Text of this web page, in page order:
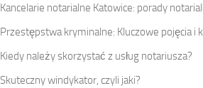
Kancelarie notarialne Katowice: porady
Przestępstwa kryminalne: Kluczowe pojęcia i
Kiedy należy skorzystać z usług notariusza?
Skuteczny windykator, czyli jaki?